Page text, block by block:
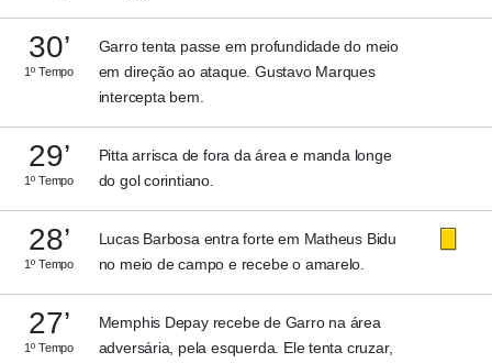
30’
1º Tempo
Garro tenta passe em profundidade do meio
em direção ao ataque. Gustavo Marques
intercepta bem.
29’
1º Tempo
Pitta arrisca de fora da área e manda longe
do gol corintiano.
28’
1º Tempo
Lucas Barbosa entra forte em Matheus Bidu
no meio de campo e recebe o amarelo.
27’
1º Tempo
Memphis Depay recebe de Garro na área
adversária, pela esquerda. Ele tenta cruzar,